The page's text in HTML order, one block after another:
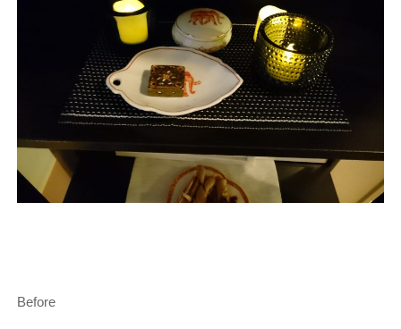
Before